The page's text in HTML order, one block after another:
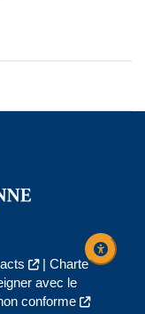
| Charte
avec le
conforme